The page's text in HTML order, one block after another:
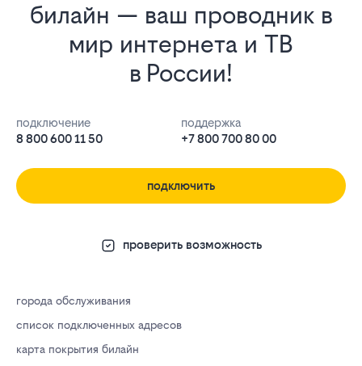
билайн — ваш проводник в
мир интернета и ТВ
в России!
подключение
8 800 600 11 50
поддержка
+7 800 700 80 00
подключить
проверить возможность
города обслуживания
список подключенных адресов
карта покрытия билайн